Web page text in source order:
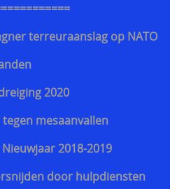
terreuraanslag op NATO
2020
mesaanvallen
2018-2019
door hulpdiensten